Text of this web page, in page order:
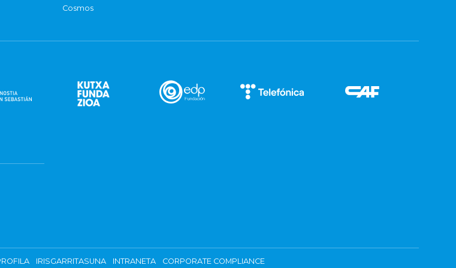
Cosmos
IRISGARRITASUNA INTRANETA CORPORATE COMPLIANCE